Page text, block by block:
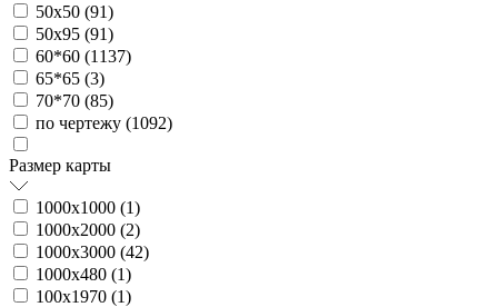
50х50 (91)
50х95 (91)
60*60 (1137)
65*65 (3)
70*70 (85)
по чертежу (1092)
Размер карты
1000х1000 (1)
1000х2000 (2)
1000х3000 (42)
1000х480 (1)
100х1970 (1)